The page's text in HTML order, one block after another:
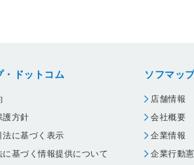
・ドットコム
護方針
法に基づく表示
に基づく情報提供について
ソフマッ
店舗情報
会社概要
企業情報
企業行動